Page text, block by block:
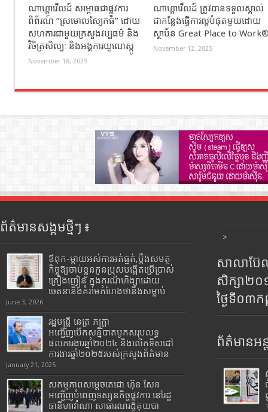
ណាហ្គាវើលដ៍ សម្ពោធជាផ្លូវការ
ពិព័រណ៍ “ស្រមោលស្បែកធំ” ដោយ
សហការជាមួយក្រសួងវប្បធម៌ និង
វិចិត្រសិល្បៈ និងអង្គការយូណេស្កូ
November 18, 2025
ណាហ្គាវើលដ៍ ត្រូវបានទទួលស្គាល់
ជាកន្លែងធ្វើការល្អបំផុតមួយដោយ
ស្ថាប័ន Great Place to
November 12, 2025
ព័ត៌មានសង្គមថ្មីៗ ៖
ឪពុក-ម្ដាយអស់ការអត់ធ្មត់,ប្ដឹងសមត្ថ
កិច្ចឱ្យចាប់ខ្លួនកូនប្រុសបង្កើតប្រើប្រាស់
គ្រឿងញៀន ក្នុងករណីហិង្សាដោយ
ចេតនានិងគំរាមកំហែងថានឹងសម្លាប់
June 3, 2026
រដ្ឋមន្រ្តី​ នេត្រ​ ភក្ត្រា​
អញ្ជើញបើកសន្និបាតបូកសរុបលទ្ធ
ផលការងារឆ្នាំ២០២៤ និងលើកទិសដៅ
ការងារឆ្នាំ២០២៥របស់​ក្រសួង​ព័ត៌មាន​
January 21, 2025
សកម្មភាពសម្តេចតេជោ ហ៊ុន សែន
អញ្ជើញបំពេញទស្សនកិច្ចផ្លូវការ នៅរដ្ឋ
ធានីហាវ៉ាណា សាធារណរដ្ឋគុយបា
>
សាលាប៊ែ
សិក្សា២
ថ្ងៃទី០៣
ព័ត៌មានអន្